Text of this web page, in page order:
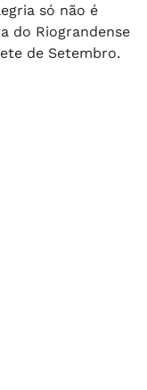
só não é
do Riograndense
de Setembro.